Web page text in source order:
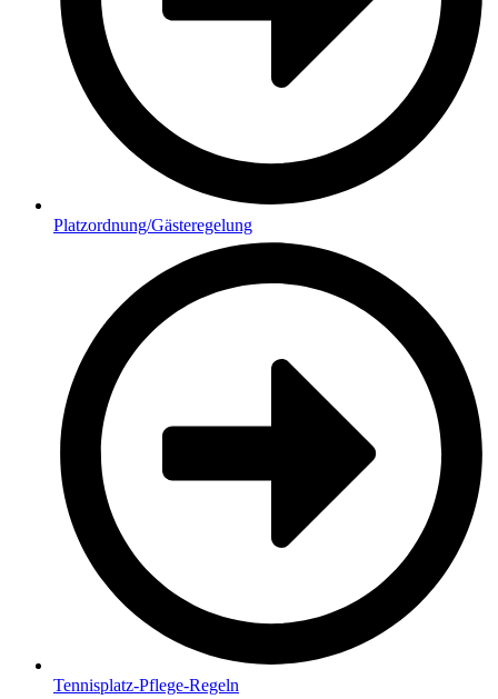
Platzordnung/Gästeregelung
Tennisplatz-Pflege-Regeln